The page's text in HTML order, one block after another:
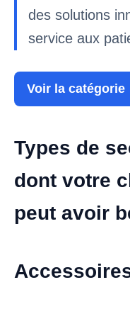
des solutions
service aux
Voir la catégorie
Types de
dont votre
peut avoir